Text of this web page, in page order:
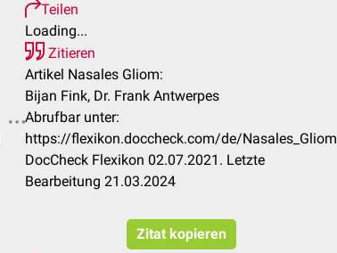
Teilen
Loading...
Zitieren
Artikel Nasales Gliom:
Bijan Fink, Dr. Frank Antwerpes
Abrufbar unter:
https://flexikon.doccheck.com/de/Nasales_Gliom
DocCheck Flexikon 02.07.2021. Letzte
Bearbeitung 21.03.2024
Zitat kopieren